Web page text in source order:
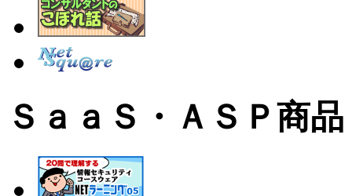
ＳａａＳ・ＡＳＰ商品